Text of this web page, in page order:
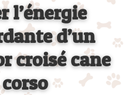
l’énergie
d’un
croisé cane
corso